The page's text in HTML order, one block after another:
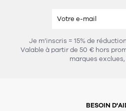
Je m’inscris = 15% de
Valable à partir de 50 € hors
marques
BESOIN